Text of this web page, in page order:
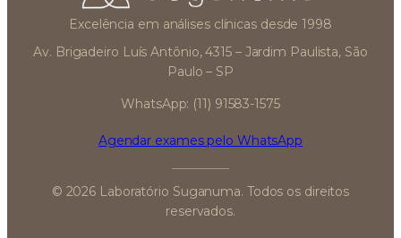
Excelência em análises clínicas desde 1998
Av. Brigadeiro Luís Antônio, 4315 – Jardim Paulista, São
Paulo – SP
WhatsApp: (11) 91583-1575
Agendar exames pelo WhatsApp
© 2026 Laboratório Suganuma. Todos os direitos
reservados.